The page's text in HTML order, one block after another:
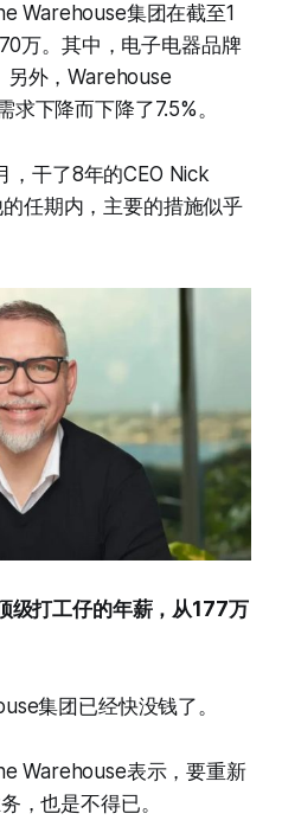
Warehouse集团在截至1
万。其中，电子电器品牌
另外，Warehouse
下降而下降了7.5%。
，干了8年的CEO Nick
任期内，主要的措施似乎
级打工仔的年薪，从177万
集团已经快没钱了。
Warehouse表示，要重新
，也是不得已。